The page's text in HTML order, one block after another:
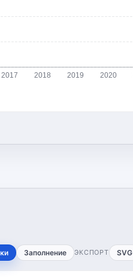
2017 2018 2019 2020
Заполнение ЭКСПОРТ SVG